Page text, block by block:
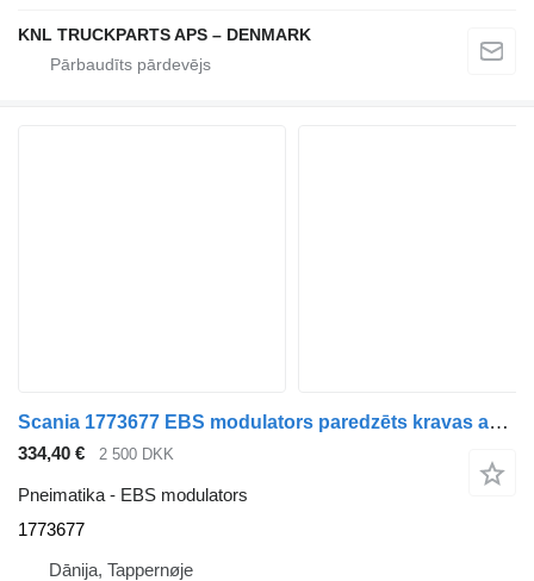
KNL TRUCKPARTS APS – DENMARK
Scania 1773677 EBS modulators paredzēts kravas automašīnas
334,40 € 2 500 DKK
Pneimatika - EBS modulators
1773677
Dānija, Tappernøje